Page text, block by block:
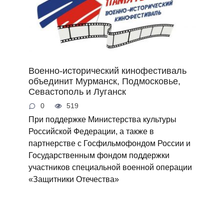
Военно-исторический кинофестиваль
объединит Мурманск, Подмосковье,
Севастополь и Луганск
0 519
При поддержке Министерства культуры
Российской Федерации, а также в
партнерстве с Госфильмофондом России и
Государственным фондом поддержки
участников специальной военной операции
«Защитники Отечества»